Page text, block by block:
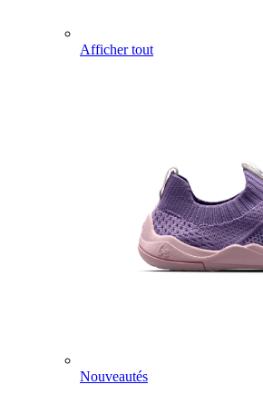
Afficher tout
Nouveautés